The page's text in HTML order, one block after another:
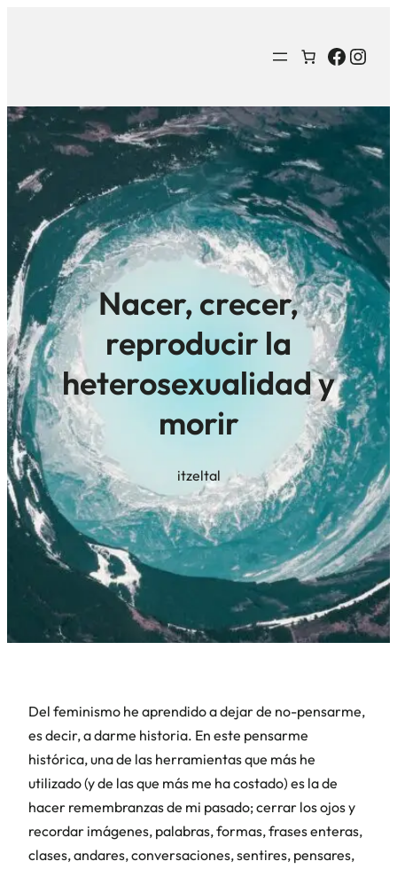
Nacer, crecer,
reproducir la
heterosexualidad y
morir
itzeltal
Del feminismo he aprendido a dejar de no-pensarme,
es decir, a darme historia. En este pensarme
histórica, una de las herramientas que más he
utilizado (y de las que más me ha costado) es la de
hacer remembranzas de mi pasado; cerrar los ojos y
recordar imágenes, palabras, formas, frases enteras,
clases, andares, conversaciones, sentires, pensares,